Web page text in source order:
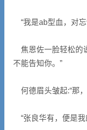
“我是ab型血，对
焦恩佐一脸轻松的
不能告知你。”
何德眉头皱起:“那
“张良华有，便是我